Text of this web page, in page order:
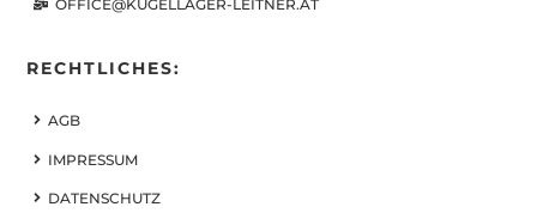
OFFICE@KUGELLAGER-LEITNER.AT
RECHTLICHES:
AGB
IMPRESSUM
DATENSCHUTZ